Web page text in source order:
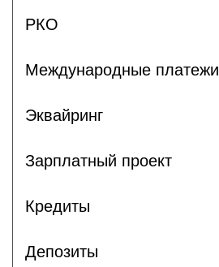
РКО
Международные платежи
Эквайринг
Зарплатный проект
Кредиты
Депозиты